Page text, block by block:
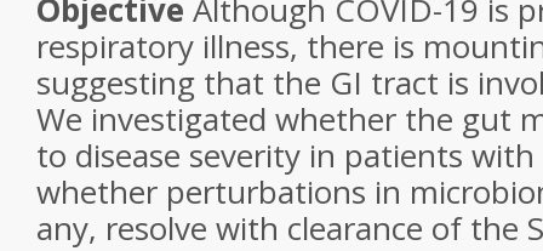
Objective Although COVID-19 is
respiratory illness, there is
suggesting that the GI tract is
We investigated whether the gut
to disease severity in patients with
whether perturbations in
any, resolve with clearance of the